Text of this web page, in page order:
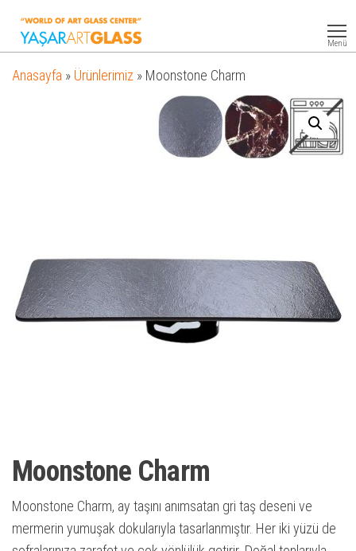
Glass
Menü
Anasayfa » Ürünlerimiz » Moonstone Charm
Moonstone Charm
Moonstone Charm, ay taşını anımsatan gri taş deseni ve
mermerin yumuşak dokularıyla tasarlanmıştır. Her iki yüzü de